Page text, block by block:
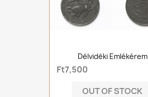
Délvidéki Emlékérem
Ft7,500
OUT OF STOCK